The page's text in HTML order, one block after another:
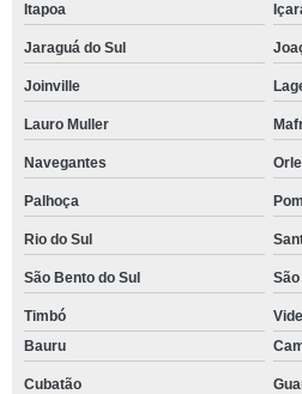
Itapoa
Jaraguá do Sul
Joinville
Lauro Muller
Navegantes
Palhoça
Rio do Sul
São Bento do Sul
Timbó
Bauru
Cubatão